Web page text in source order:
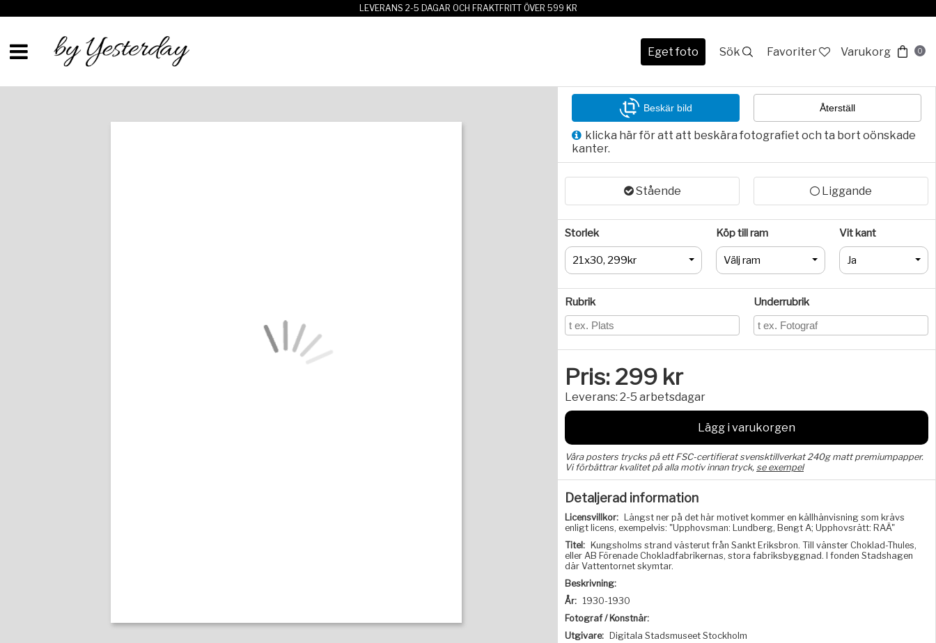
LEVERANS 2-5 DAGAR OCH FRAKTFRITT ÖVER 599 KR
Eget foto Sök Favoriter Varukorg 0
Beskär bild Återställ
klicka här för att att beskära fotografiet och ta bort oönskade
kanter.
Stående Liggande
Storlek
21x30, 299kr
Köp till ram
Välj ram
Vit kant
Ja
Rubrik Underrubrik
Pris: 299 kr
Leverans: 2-5 arbetsdagar
Lägg i varukorgen
Våra posters trycks på ett FSC-certifierat svensktillverkat 240g matt premiumpapper.
Vi förbättrar kvalitet på alla motiv innan tryck, se exempel
Detaljerad information
Licensvillkor:
Längst ner på det här motivet kommer en källhänvisning som krävs
enligt licens, exempelvis: "Upphovsman: Lundberg, Bengt A; Upphovsrätt: RAÄ"
Titel:
Kungsholms strand västerut från Sankt Eriksbron. Till vänster Choklad-Thules,
eller AB Förenade Chokladfabrikernas, stora fabriksbyggnad. I fonden Stadshagen
där Vattentornet skymtar.
Beskrivning:
År: 1930-1930
Fotograf / Konstnär:
Utgivare:
Digitala Stadsmuseet Stockholm